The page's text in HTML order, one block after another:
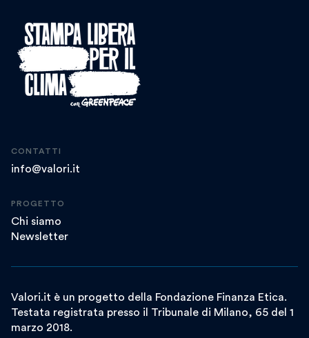
CONTATTI
info@valori.it
PROGETTO
Chi siamo
Newsletter
Valori.it è un progetto della Fondazione Finanza Etica.
Testata registrata presso il Tribunale di Milano, 65 del 1
marzo 2018.